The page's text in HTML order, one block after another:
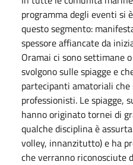
programma degli eventi si
questo segmento:
spessore affiancate da
Oramai ci sono settimane
svolgono sulle spiagge e
partecipanti amatoriali che
professionisti. Le spiagge,
hanno originato tornei di
qualche disciplina è
volley, innanzitutto) e ha
che verranno riconosciute